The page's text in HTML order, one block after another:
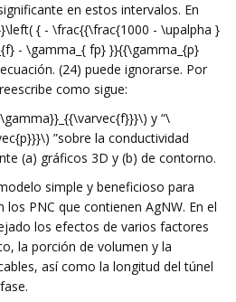
en estos intervalos. En
{ - \frac{{\frac{1000 - \upalpha }
- \gamma_{ fp} }}{{\gamma_{p}
(24) puede ignorarse. Por
como sigue:
y “\
”sobre la conductividad
(a) gráficos 3D y (b) de contorno.
simple y beneficioso para
PNC que contienen AgNW. En el
los efectos de varios factores
la porción de volumen y la
así como la longitud del túnel